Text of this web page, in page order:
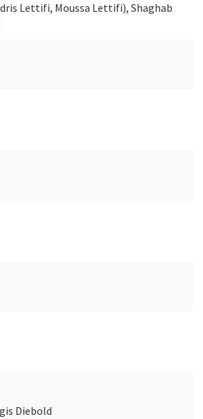
Lettifi, Moussa Lettifi), Shaghab
Diebold